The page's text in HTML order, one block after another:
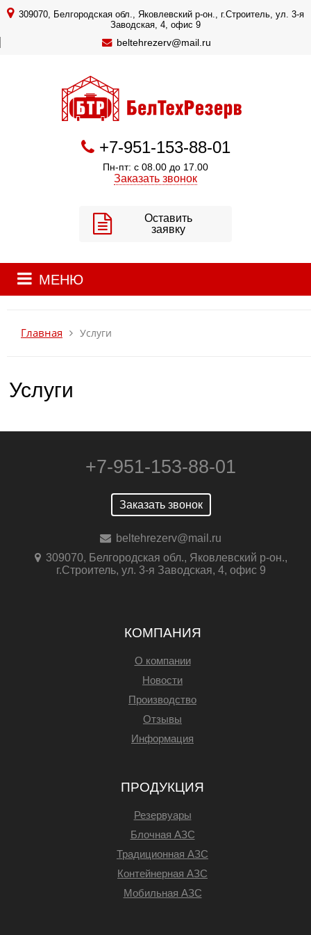
309070, Белгородская обл., Яковлевский р-он., г.Строитель, ул. 3-я
Заводская, 4, офис 9
beltehrezerv@mail.ru
+7-951-153-88-01
Пн-пт: с 08.00 до 17.00
Заказать звонок
Оставить
заявку
МЕНЮ
Главная Услуги
Услуги
+7-951-153-88-01
Заказать звонок
beltehrezerv@mail.ru
309070, Белгородская обл., Яковлевский р-он.,
г.Строитель, ул. 3-я Заводская, 4, офис 9
КОМПАНИЯ
О компании
Новости
Производство
Отзывы
Информация
ПРОДУКЦИЯ
Резервуары
Блочная АЗС
Традиционная АЗС
Контейнерная АЗС
Мобильная АЗС